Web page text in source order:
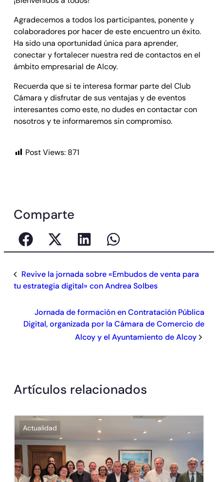
Agradecemos a todos los participantes, ponente y
colaboradores por hacer de este encuentro un éxito.
Ha sido una oportunidad única para aprender,
conectar y fortalecer nuestra red de contactos en el
ámbito empresarial de Alcoy.
Recuerda que si te interesa formar parte del Club
Cámara y disfrutar de sus ventajas y de eventos
interesantes como este, no dudes en contactar con
nosotros y te informaremos sin compromiso.
Post Views: 871
Comparte
Revive la jornada sobre «Embudos de venta para
tu estrategia digital» con Andrea Solbes
Jornada de formación en Contratación Pública
Digital, organizada por la Cámara de Comercio de
Alcoy y el Ayuntamiento de Alcoy
Artículos relacionados
Actualidad